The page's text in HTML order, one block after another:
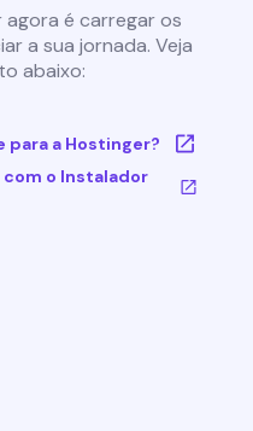
é carregar os
a sua jornada. Veja
abaixo:
para a Hostinger?
com o Instalador